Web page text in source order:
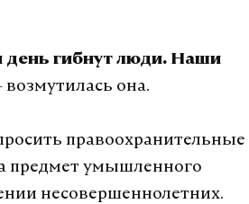
день гибнут люди. Наши
возмутилась она.
правоохранительные
предмет умышленного
несовершеннолетних.